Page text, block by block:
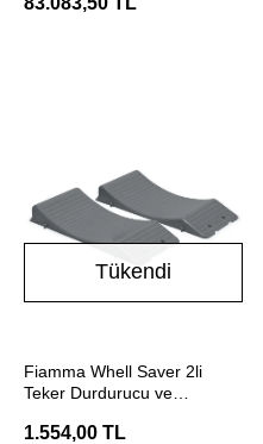
Tükendi
Fiamma Whell Saver 2li
Teker Durdurucu ve
1.554,00 TL